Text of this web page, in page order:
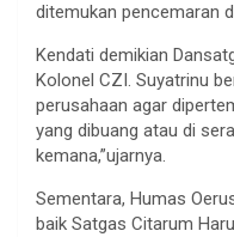
ditemukan pencemaran
Kendati demikian
Kolonel CZI. Suyatrinu
perusahaan agar
yang dibuang atau di
kemana,”ujarnya.
Sementara, Humas
baik Satgas Citarum